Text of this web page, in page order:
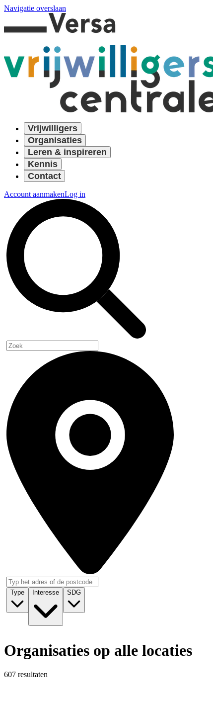
Navigatie overslaan
Vrijwilligers
Organisaties
Leren & inspireren
Kennis
Contact
Account aanmakenLog in
Type Interesse SDG
Organisaties op alle locaties
607 resultaten